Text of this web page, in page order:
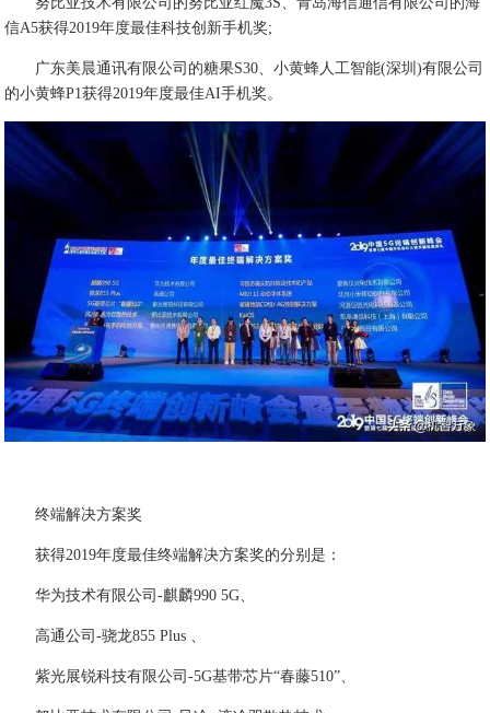
信A5获得2019年度最佳科技创新手机奖;
广东美晨通讯有限公司的糖果S30、小黄蜂人工智能(深圳)有限公司
的小黄蜂P1获得2019年度最佳AI手机奖。
终端解决方案奖
获得2019年度最佳终端解决方案奖的分别是：
华为技术有限公司-麒麟990 5G、
高通公司-骁龙855 Plus 、
紫光展锐科技有限公司-5G基带芯片“春藤510”、